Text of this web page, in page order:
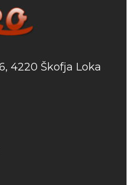
4220 Škofja Loka